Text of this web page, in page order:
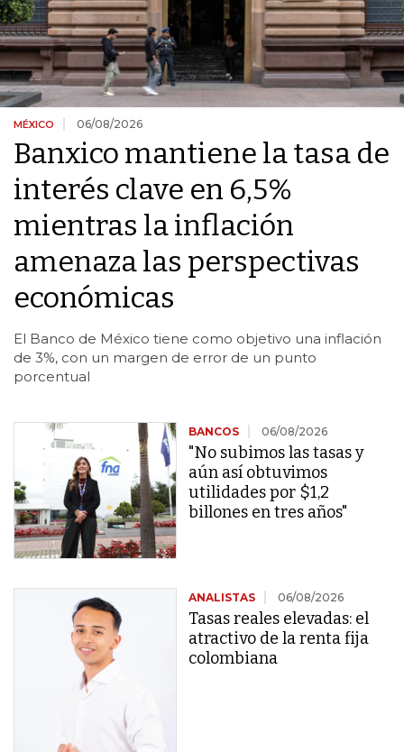
MÉXICO 06/08/2026
Banxico mantiene la tasa de
interés clave en 6,5%
mientras la inflación
amenaza las perspectivas
económicas
El Banco de México tiene como objetivo una inflación
de 3%, con un margen de error de un punto
porcentual
BANCOS 06/08/2026
"No subimos las tasas y
aún así obtuvimos
utilidades por $1,2
billones en tres años"
ANALISTAS 06/08/2026
Tasas reales elevadas: el
atractivo de la renta fija
colombiana